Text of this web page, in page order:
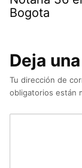
Bogota
Deja
Tu dirección de
obligatorios están